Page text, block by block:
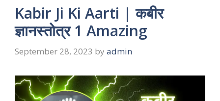
Kabir Ji Ki Aarti | कबीर
ज्ञानस्तोत्र 1 Amazing
September 28, 2023 by admin